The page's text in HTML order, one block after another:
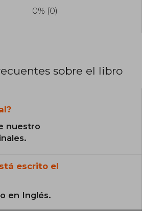
0% (0)
sobre el libro
nuestro
escrito el
en Inglés.